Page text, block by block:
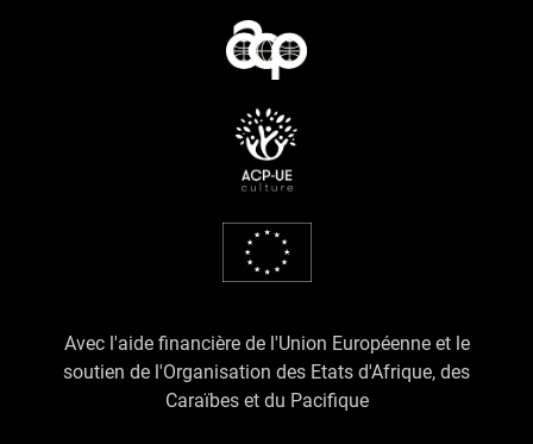
Avec l'aide financière de l'Union Européenne et le
soutien de l'Organisation des Etats d'Afrique, des
Caraïbes et du Pacifique